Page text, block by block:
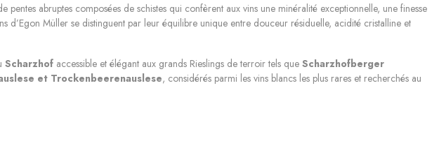
pentes abruptes composées de schistes qui confèrent aux vins une minéralité exceptionnelle, une finesse
d’Egon Müller se distinguent par leur équilibre unique entre douceur résiduelle, acidité cristalline et
Scharzhofaccessible et élégant aux grands Rieslings de terroir tels que Scharzhofberger
et Trockenbeerenauslese, considérés parmi les vins blancs les plus rares et recherchés au